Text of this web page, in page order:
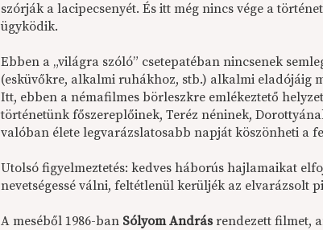
szórják a lacipecsenyét. És itt még nincs vége a
ügyködik.
Ebben a „világra szóló” csetepatéban nincsenek
(esküvőkre, alkalmi ruhákhoz, stb.) alkalmi eladójáig
Itt, ebben a némafilmes börleszkre emlékeztető
történetünk főszereplőinek, Teréz néninek,
valóban élete legvarázslatosabb napját köszönheti a
Utolsó figyelmeztetés: kedves háborús hajlamaikat
nevetségessé válni, feltétlenül kerüljék az elvarázsolt
A meséből 1986-ban Sólyom Andrásrendezett filmet,